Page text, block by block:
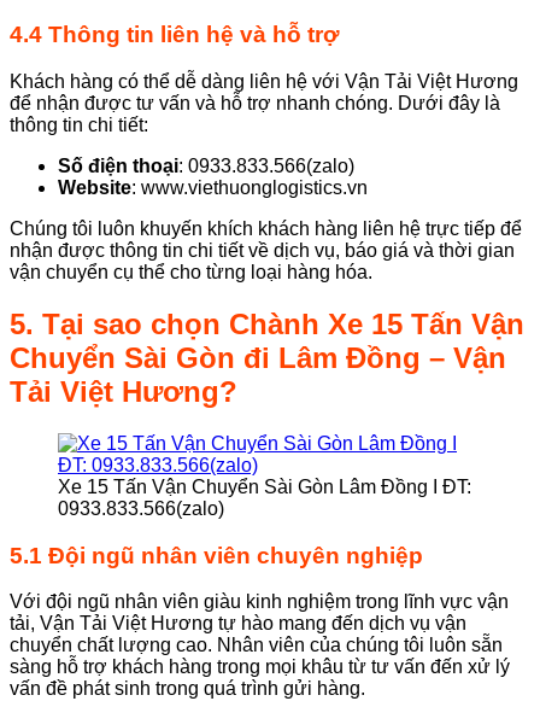
4.4 Thông tin liên hệ và hỗ trợ
Khách hàng có thể dễ dàng liên hệ với Vận Tải Việt Hương
để nhận được tư vấn và hỗ trợ nhanh chóng. Dưới đây là
thông tin chi tiết:
Số điện thoại: 0933.833.566(zalo)
Website: www.viethuonglogistics.vn
Chúng tôi luôn khuyến khích khách hàng liên hệ trực tiếp để
nhận được thông tin chi tiết về dịch vụ, báo giá và thời gian
vận chuyển cụ thể cho từng loại hàng hóa.
5. Tại sao chọn Chành Xe 15 Tấn Vận
Chuyển Sài Gòn đi Lâm Đồng – Vận
Tải Việt Hương?
Xe 15 Tấn Vận Chuyển Sài Gòn Lâm Đồng I ĐT:
0933.833.566(zalo)
5.1 Đội ngũ nhân viên chuyên nghiệp
Với đội ngũ nhân viên giàu kinh nghiệm trong lĩnh vực vận
tải, Vận Tải Việt Hương tự hào mang đến dịch vụ vận
chuyển chất lượng cao. Nhân viên của chúng tôi luôn sẵn
sàng hỗ trợ khách hàng trong mọi khâu từ tư vấn đến xử lý
vấn đề phát sinh trong quá trình gửi hàng.